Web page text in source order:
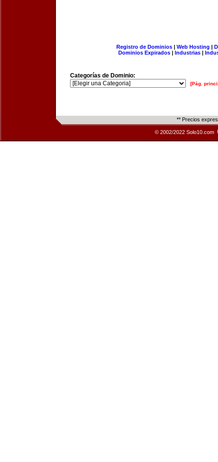
Registro de Dominios| Web Hosting |
Dominios Expirados | Industrias |
Categorías de Dominio:
[Pág.
** Precios
© 2002/2022 Solo10.com